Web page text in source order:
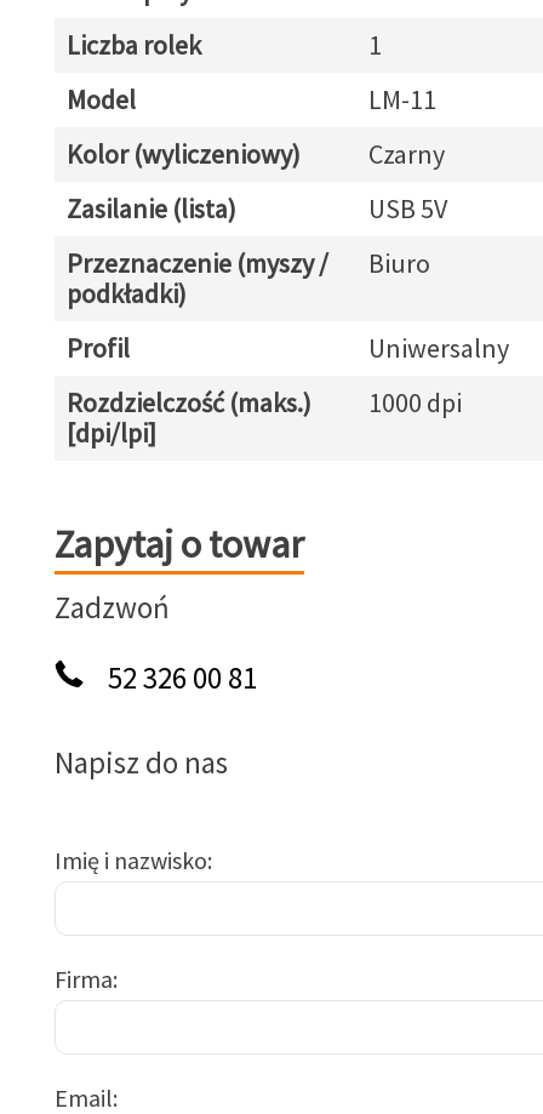
Liczba rolek
1
Model
LM-11
Kolor (wyliczeniowy)
Czarny
Zasilanie (lista)
USB 5V
Przeznaczenie (myszy /
podkładki)
Biuro
Profil
Uniwersalny
Rozdzielczość (maks.)
[dpi/lpi]
1000 dpi
Zapytaj o towar
Zapytaj o towar
Zadzwoń
52 326 00 81
Napisz do nas
Imię i nazwisko
Firma
Email